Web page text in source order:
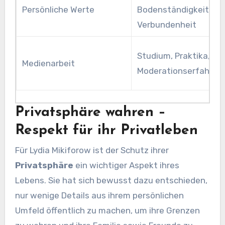
Persönliche Werte
Bodenständigkeit,
Verbundenheit
Medienarbeit
Studium, Praktika,
Privatsphäre wahren –
Respekt für ihr Privatleben
Für Lydia Mikiforow ist der Schutz ihrer
Privatsphäre ein wichtiger Aspekt ihres
Lebens. Sie hat sich bewusst dazu entschieden,
nur wenige Details aus ihrem persönlichen
Umfeld öffentlich zu machen, um ihre Grenzen